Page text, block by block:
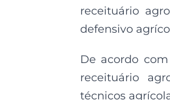
receituário
defensivo
De acordo
receituário
técnicos